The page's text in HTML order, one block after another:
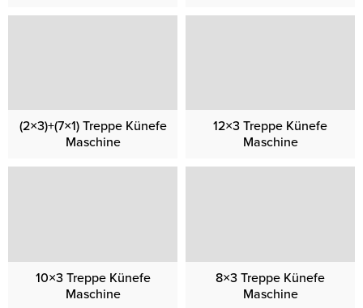
(2×3)+(7×1) Treppe Künefe
Maschine
12×3 Treppe Künefe
Maschine
10×3 Treppe Künefe
Maschine
8×3 Treppe Künefe
Maschine